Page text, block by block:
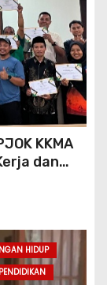
KKMA
dan
HIDUP
PENDIDIKAN